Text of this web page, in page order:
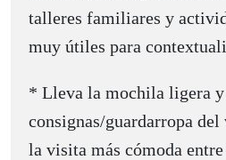
talleres familiares y
muy útiles para
* Lleva la mochila ligera y
consignas/guardarropa
la visita más cómoda entre